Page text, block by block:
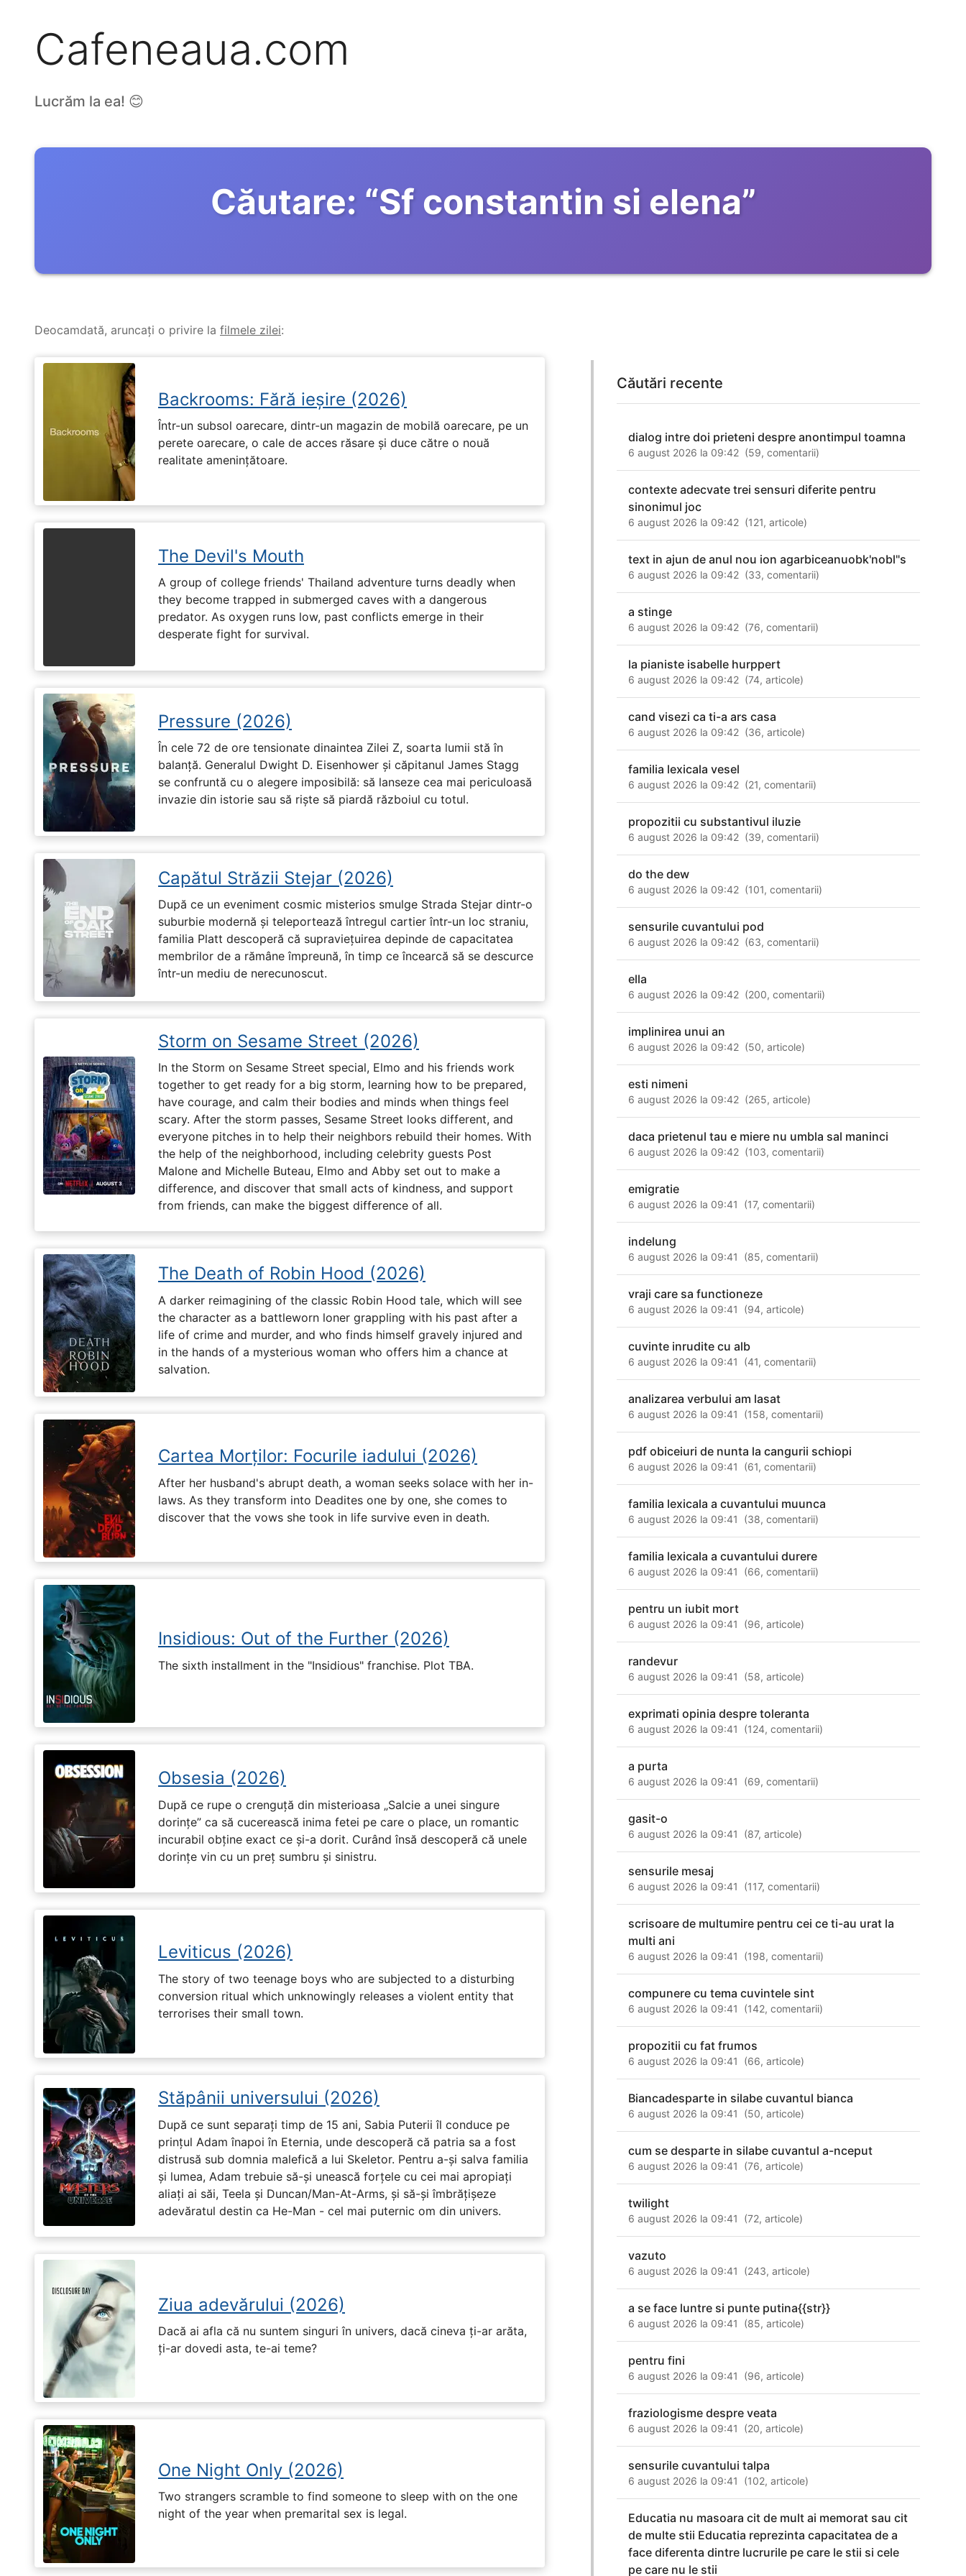
Cafeneaua.com
Lucrăm la ea! 😊
Căutare: “Sf constantin si elena”
Deocamdată, aruncați o privire la filmele zilei:
Backrooms: Fără ieșire (2026)
Într-un subsol oarecare, dintr-un magazin de mobilă oarecare, pe un
perete oarecare, o cale de acces răsare și duce către o nouă
realitate amenințătoare.
The Devil's Mouth
A group of college friends' Thailand adventure turns deadly when
they become trapped in submerged caves with a dangerous
predator. As oxygen runs low, past conflicts emerge in their
desperate fight for survival.
Pressure (2026)
În cele 72 de ore tensionate dinaintea Zilei Z, soarta lumii stă în
balanță. Generalul Dwight D. Eisenhower și căpitanul James Stagg
se confruntă cu o alegere imposibilă: să lanseze cea mai periculoasă
invazie din istorie sau să riște să piardă războiul cu totul.
Capătul Străzii Stejar (2026)
După ce un eveniment cosmic misterios smulge Strada Stejar dintr-o
suburbie modernă și teleportează întregul cartier într-un loc straniu,
familia Platt descoperă că supraviețuirea depinde de capacitatea
membrilor de a rămâne împreună, în timp ce încearcă să se descurce
într-un mediu de nerecunoscut.
Storm on Sesame Street (2026)
In the Storm on Sesame Street special, Elmo and his friends work
together to get ready for a big storm, learning how to be prepared,
have courage, and calm their bodies and minds when things feel
scary. After the storm passes, Sesame Street looks different, and
everyone pitches in to help their neighbors rebuild their homes. With
the help of the neighborhood, including celebrity guests Post
Malone and Michelle Buteau, Elmo and Abby set out to make a
difference, and discover that small acts of kindness, and support
from friends, can make the biggest difference of all.
The Death of Robin Hood (2026)
A darker reimagining of the classic Robin Hood tale, which will see
the character as a battleworn loner grappling with his past after a
life of crime and murder, and who finds himself gravely injured and
in the hands of a mysterious woman who offers him a chance at
salvation.
Cartea Morților: Focurile iadului (2026)
After her husband's abrupt death, a woman seeks solace with her in-
laws. As they transform into Deadites one by one, she comes to
discover that the vows she took in life survive even in death.
Insidious: Out of the Further (2026)
The sixth installment in the "Insidious" franchise. Plot TBA.
Obsesia (2026)
După ce rupe o crenguță din misterioasa „Salcie a unei singure
dorințe” ca să cucerească inima fetei pe care o place, un romantic
incurabil obține exact ce și-a dorit. Curând însă descoperă că unele
dorințe vin cu un preț sumbru și sinistru.
Leviticus (2026)
The story of two teenage boys who are subjected to a disturbing
conversion ritual which unknowingly releases a violent entity that
terrorises their small town.
Stăpânii universului (2026)
După ce sunt separați timp de 15 ani, Sabia Puterii îl conduce pe
prințul Adam înapoi în Eternia, unde descoperă că patria sa a fost
distrusă sub domnia malefică a lui Skeletor. Pentru a-și salva familia
și lumea, Adam trebuie să-și unească forțele cu cei mai apropiați
aliați ai săi, Teela și Duncan/Man-At-Arms, și să-și îmbrățișeze
adevăratul destin ca He-Man - cel mai puternic om din univers.
Ziua adevărului (2026)
Dacă ai afla că nu suntem singuri în univers, dacă cineva ți-ar arăta,
ți-ar dovedi asta, te-ai teme?
One Night Only (2026)
Two strangers scramble to find someone to sleep with on the one
night of the year when premarital sex is legal.
Căutări recente
dialog intre doi prieteni despre anontimpul toamna
6 august 2026 la 09:42 (59,comentarii)
contexte adecvate trei sensuri diferite pentru
sinonimul joc
6 august 2026 la 09:42 (121,articole)
text in ajun de anul nou ion agarbiceanuobk'nobl"s
6 august 2026 la 09:42 (33,comentarii)
a stinge
6 august 2026 la 09:42 (76,comentarii)
la pianiste isabelle hurppert
6 august 2026 la 09:42 (74,articole)
cand visezi ca ti-a ars casa
6 august 2026 la 09:42 (36,articole)
familia lexicala vesel
6 august 2026 la 09:42 (21,comentarii)
propozitii cu substantivul iluzie
6 august 2026 la 09:42 (39,comentarii)
do the dew
6 august 2026 la 09:42 (101,comentarii)
sensurile cuvantului pod
6 august 2026 la 09:42 (63,comentarii)
ella
6 august 2026 la 09:42 (200,comentarii)
implinirea unui an
6 august 2026 la 09:42 (50,articole)
esti nimeni
6 august 2026 la 09:42 (265,articole)
daca prietenul tau e miere nu umbla sal maninci
6 august 2026 la 09:42 (103,comentarii)
emigratie
6 august 2026 la 09:41 (17,comentarii)
indelung
6 august 2026 la 09:41 (85,comentarii)
vraji care sa functioneze
6 august 2026 la 09:41 (94,articole)
cuvinte inrudite cu alb
6 august 2026 la 09:41 (41,comentarii)
analizarea verbului am lasat
6 august 2026 la 09:41 (158,comentarii)
pdf obiceiuri de nunta la cangurii schiopi
6 august 2026 la 09:41 (61,comentarii)
familia lexicala a cuvantului muunca
6 august 2026 la 09:41 (38,comentarii)
familia lexicala a cuvantului durere
6 august 2026 la 09:41 (66,comentarii)
pentru un iubit mort
6 august 2026 la 09:41 (96,articole)
randevur
6 august 2026 la 09:41 (58,articole)
exprimati opinia despre toleranta
6 august 2026 la 09:41 (124,comentarii)
a purta
6 august 2026 la 09:41 (69,comentarii)
gasit-o
6 august 2026 la 09:41 (87,articole)
sensurile mesaj
6 august 2026 la 09:41 (117,comentarii)
scrisoare de multumire pentru cei ce ti-au urat la
multi ani
6 august 2026 la 09:41 (198,comentarii)
compunere cu tema cuvintele sint
6 august 2026 la 09:41 (142,comentarii)
propozitii cu fat frumos
6 august 2026 la 09:41 (66,articole)
Biancadesparte in silabe cuvantul bianca
6 august 2026 la 09:41 (50,articole)
cum se desparte in silabe cuvantul a-nceput
6 august 2026 la 09:41 (76,articole)
twilight
6 august 2026 la 09:41 (72,articole)
vazuto
6 august 2026 la 09:41 (243,articole)
a se face luntre si punte putina{{str}}
6 august 2026 la 09:41 (85,articole)
pentru fini
6 august 2026 la 09:41 (96,articole)
fraziologisme despre veata
6 august 2026 la 09:41 (20,articole)
sensurile cuvantului talpa
6 august 2026 la 09:41 (102,articole)
Educatia nu masoara cit de mult ai memorat sau cit
de multe stii Educatia reprezinta capacitatea de a
face diferenta dintre lucrurile pe care le stii si cele
pe care nu le stii